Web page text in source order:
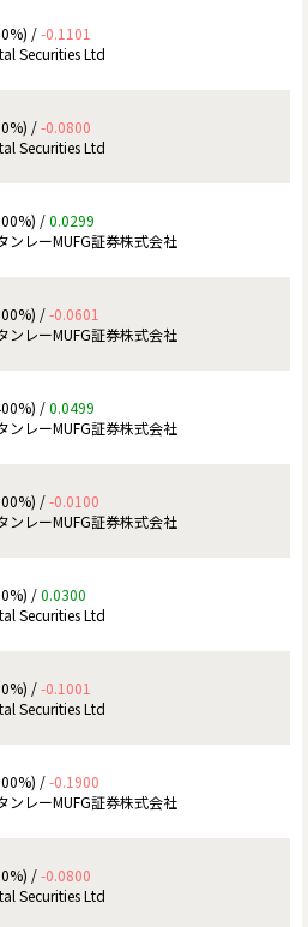
/-0.1101
Securities Ltd
/-0.0800
Securities Ltd
/0.0299
ンレーMUFG証券株式会社
/-0.0601
ンレーMUFG証券株式会社
/0.0499
ンレーMUFG証券株式会社
/-0.0100
ンレーMUFG証券株式会社
/0.0300
Securities Ltd
/-0.1001
Securities Ltd
/-0.1900
ンレーMUFG証券株式会社
/-0.0800
Securities Ltd